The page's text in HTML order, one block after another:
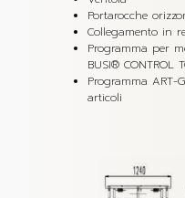
Portarocche
Collegamento in
Programma per
BUSI® CONTROL
Programma ART-
articoli